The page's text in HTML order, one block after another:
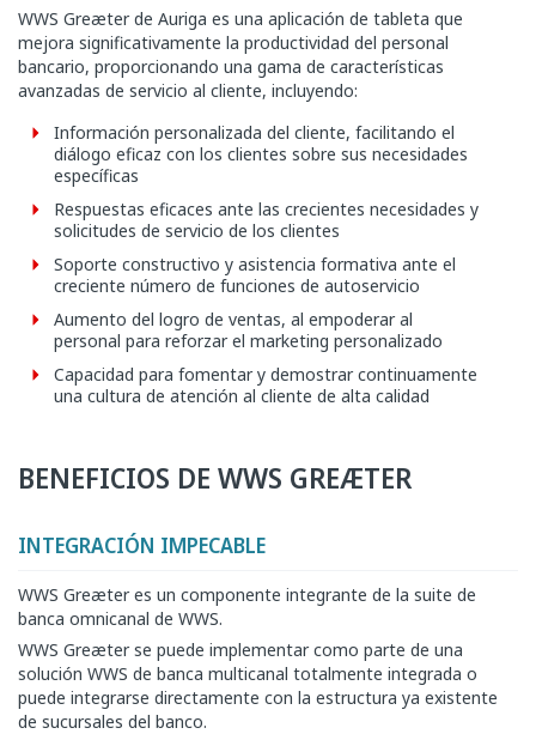
WWS Greæter de Auriga es una aplicación de tableta que
mejora significativamente la productividad del personal
bancario, proporcionando una gama de características
avanzadas de servicio al cliente, incluyendo:
Información personalizada del cliente, facilitando el
diálogo eficaz con los clientes sobre sus necesidades
específicas
Respuestas eficaces ante las crecientes necesidades y
solicitudes de servicio de los clientes
Soporte constructivo y asistencia formativa ante el
creciente número de funciones de autoservicio
Aumento del logro de ventas, al empoderar al
personal para reforzar el marketing personalizado
Capacidad para fomentar y demostrar continuamente
una cultura de atención al cliente de alta calidad
BENEFICIOS DE WWS GREÆTER
INTEGRACIÓN IMPECABLE
WWS Greæter es un componente integrante de la suite de
banca omnicanal de WWS.
WWS Greæter se puede implementar como parte de una
solución WWS de banca multicanal totalmente integrada o
puede integrarse directamente con la estructura ya existente
de sucursales del banco.